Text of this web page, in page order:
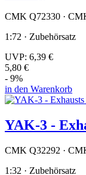
CMK Q72330 ·
1:72 · Zubehörsatz
UVP: 6,39 €
5,80 €
- 9%
in den Warenkorb
YAK-3 -
CMK Q32292 ·
1:32 · Zubehörsatz